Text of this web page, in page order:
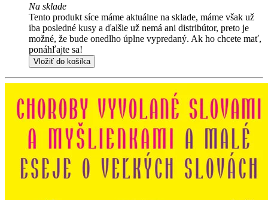
Na sklade
Tento produkt síce máme aktuálne na sklade, máme však už
iba posledné kusy a ďalšie už nemá ani distribútor, preto je
možné, že bude onedlho úplne vypredaný. Ak ho chcete mať,
ponáhľajte sa!
Vložiť do košíka